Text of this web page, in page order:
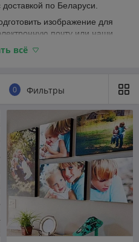
по Беларуси.
изображение для
почту или наши
Вашего тех.задания.
фотографий дикой
животных, пейзажей,
всё
0 Фильтры